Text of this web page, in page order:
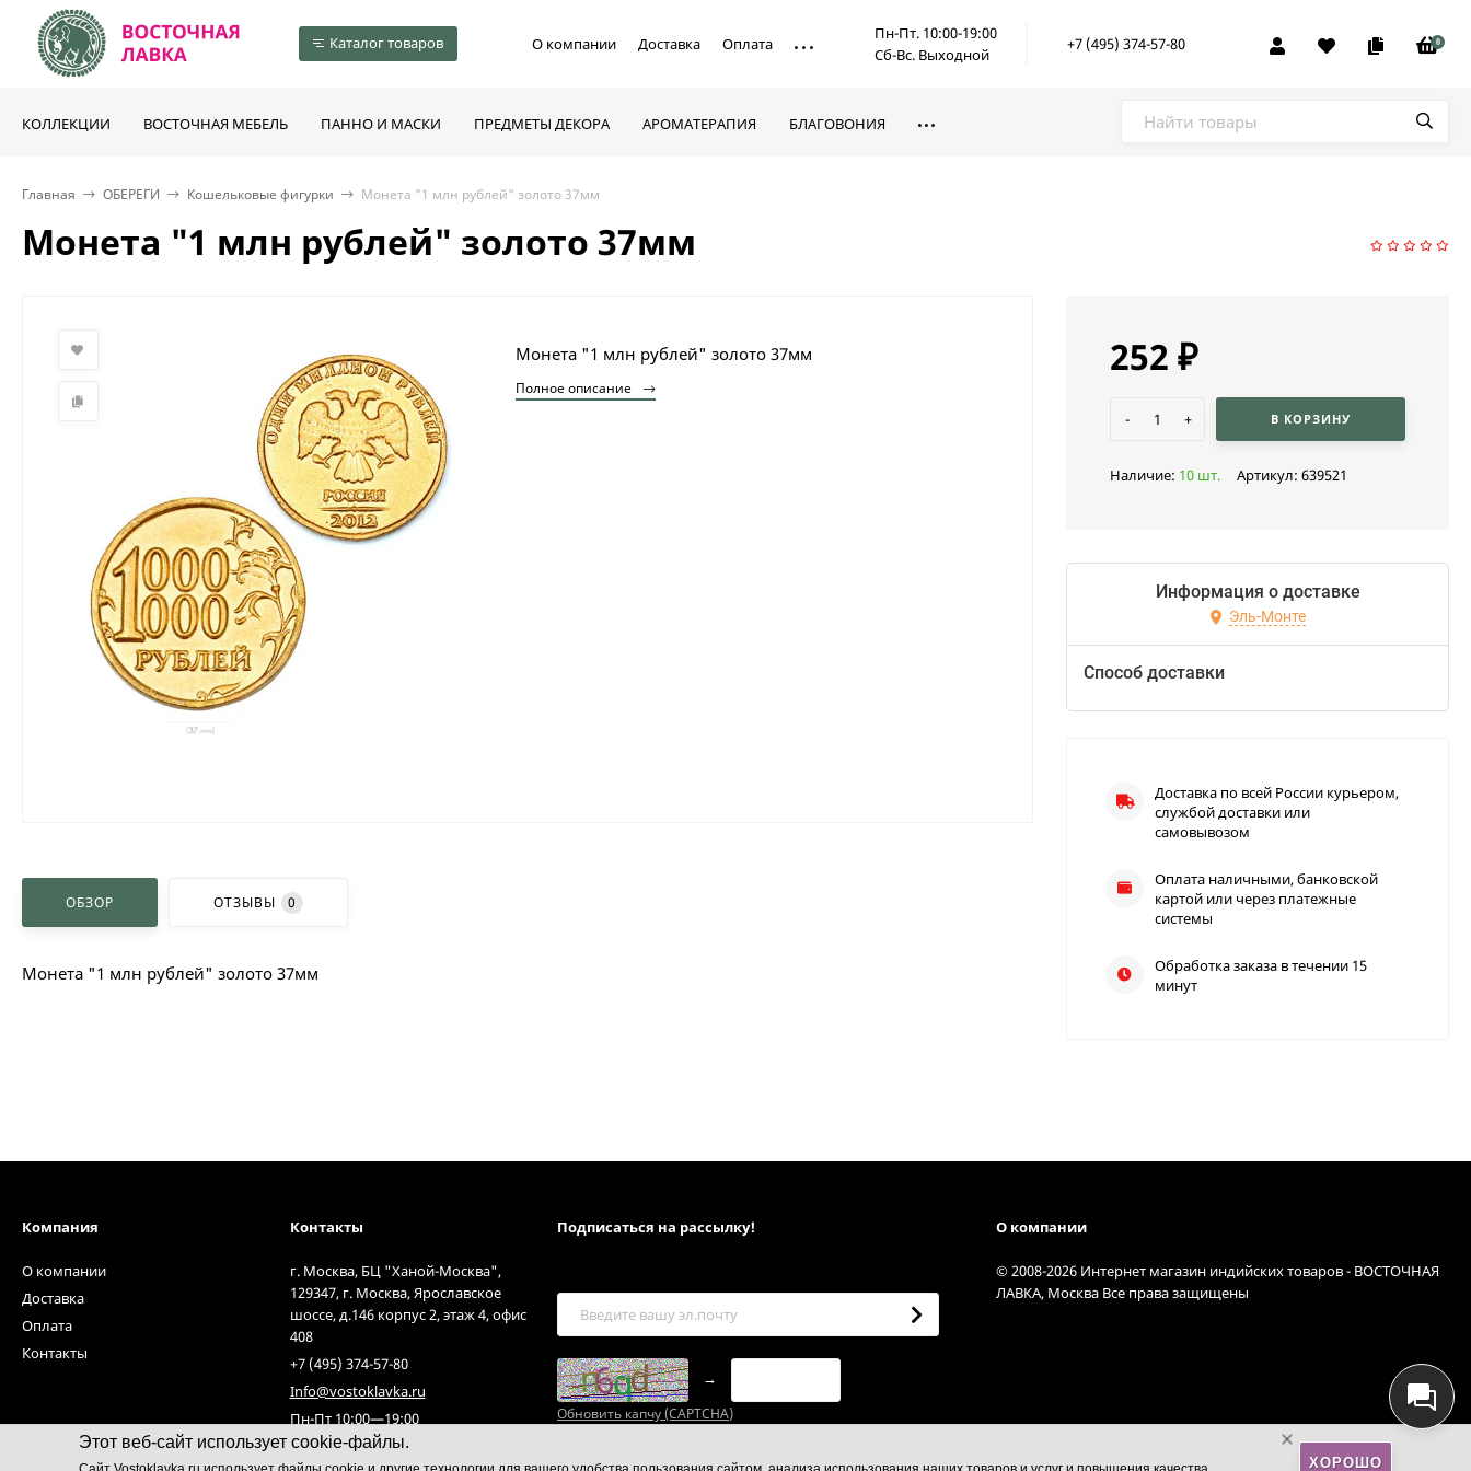
Этот веб-сайт использует cookie-файлы.
ХОРОШО
Каталог товаров О компании Доставка Оплата
Пн-Пт. 10:00-19:00
Сб-Вс. Выходной
+7 (495) 374-57-80 0
КОЛЛЕКЦИИ ВОСТОЧНАЯ МЕБЕЛЬ ПАННО И МАСКИ ПРЕДМЕТЫ ДЕКОРА АРОМАТЕРАПИЯ БЛАГОВОНИЯ
Главная ОБЕРЕГИ Кошельковые фигурки Монета "1 млн рублей" золото 37мм
Монета "1 млн рублей" золото 37мм
Монета "1 млн рублей" золото 37мм
Полное описание
ОБЗОР ОТЗЫВЫ 0
Монета "1 млн рублей" золото 37мм
252 ₽
- + В КОРЗИНУ
Наличие: 10 шт. Артикул: 639521
Информация о доставке
Эль-Монте
Способ доставки
Доставка по всей России курьером,
службой доставки или
самовывозом
Оплата наличными, банковской
картой или через платежные
системы
Обработка заказа в течении 15
минут
Компания
О компании
Доставка
Оплата
Контакты
Контакты
г. Москва, БЦ "Ханой-Москва",
129347, г. Москва, Ярославское
шоссе, д.146 корпус 2, этаж 4, офис
408
+7 (495) 374-57-80
Info@vostoklavka.ru
Пн-Пт 10:00—19:00
Подписаться на рассылкy!
→
Обновить капчу (CAPTCHA)
О компании
© 2008-2026 Интернет магазин индийских товаров - ВОСТОЧНАЯ
ЛАВКА, Москва Все права защищены